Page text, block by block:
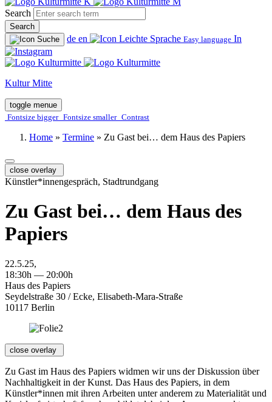
Search
Search
de en Easy language In
Kultur Mitte
toggle menue
Fontsize bigger Fontsize smaller Contrast
Home » Termine » Zu Gast bei… dem Haus des Papiers
close overlay
Künstler*innengespräch, Stadtrundgang
Zu Gast bei… dem Haus des
Papiers
22.5.25,
18:30h — 20:00h
Haus des Papiers
Seydelstraße 30 / Ecke, Elisabeth-Mara-Straße
10117 Berlin
close overlay
Zu Gast im Haus des Papiers widmen wir uns der Diskussion über
Nachhaltigkeit in der Kunst. Das Haus des Papiers, in dem
Künstler*innen mit ihren Arbeiten unter anderem zu Materialität und